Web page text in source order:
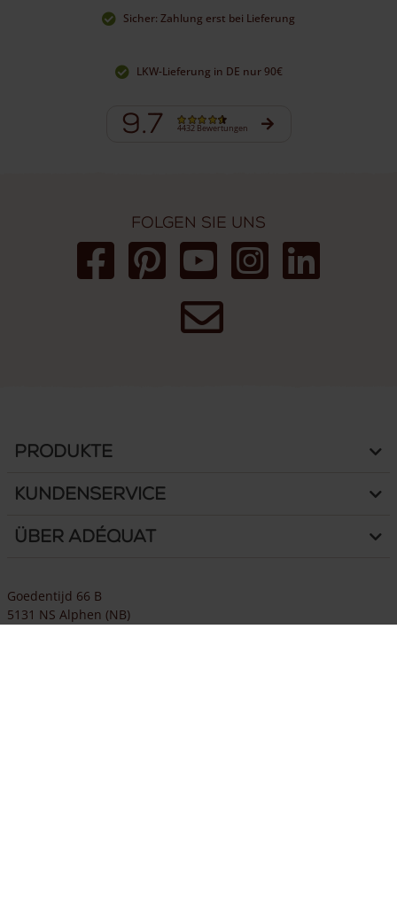
Sicher: Zahlung erst bei Lieferung
LKW-Lieferung in DE nur 90€
9.7 4432 Bewertungen
Folgen Sie uns
Produkte
Kundenservice
Über Adéquat
Goedentijd 66 B
5131 NS Alphen (NB)